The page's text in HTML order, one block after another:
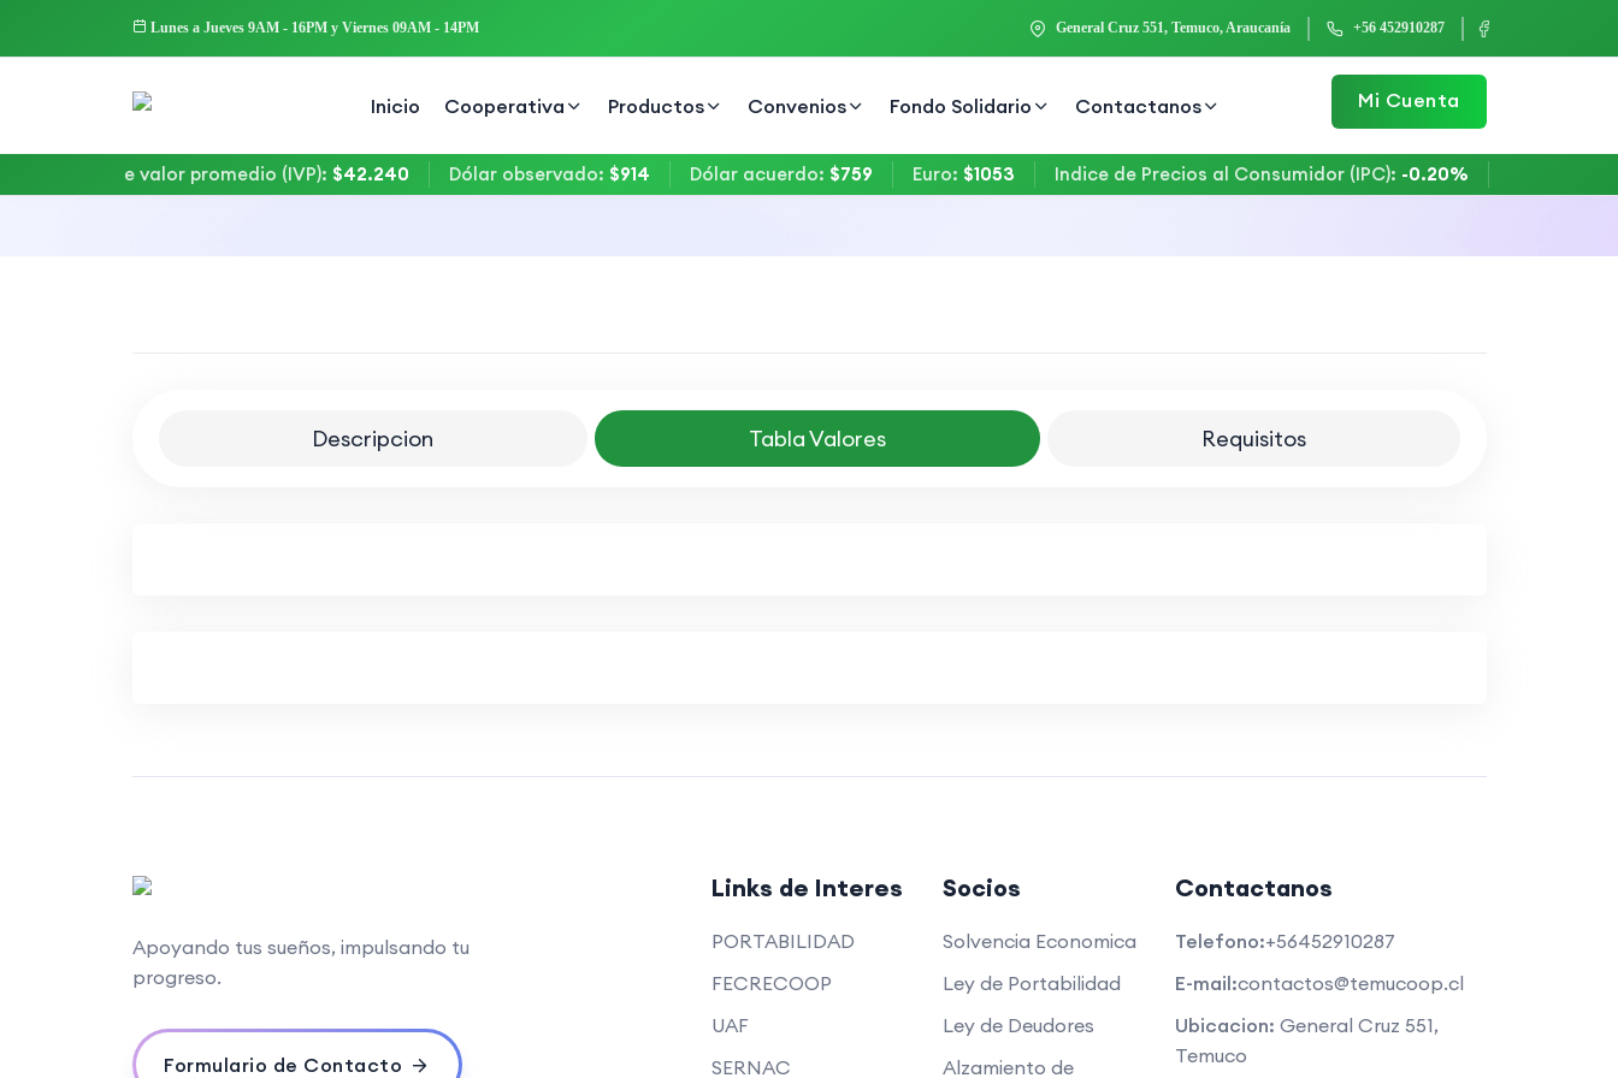
Lunes a Jueves 9AM - 16PM y Viernes 09AM - 14PM General Cruz 551, Temuco, Araucanía +56 452910287
Inicio Cooperativa Productos Convenios Fondo Solidario Contactanos Mi Cuenta
Indice de valor promedio (IVP): $42.240 Dólar observado: $914 Dólar acuerdo: $759 Euro: $1053 Indice de Precios al Consumidor (IPC): -0.20%
Descripcion Tabla Valores Requisitos
Apoyando tus sueños, impulsando tu
progreso.
Formulario de Contacto
Links de Interes
PORTABILIDAD
FECRECOOP
UAF
SERNAC
Socios
Solvencia Economica
Ley de Portabilidad
Ley de Deudores
Alzamiento de
Contactanos
Telefono:+56452910287
E-mail:contactos@temucoop.cl
Ubicacion: General Cruz 551,
Temuco